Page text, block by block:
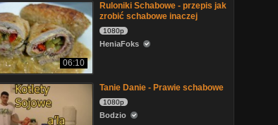
06:10
Ruloniki Schabowe - przepis jak
zrobić schabowe inaczej
1080p
HeniaFoks
Tanie Danie - Prawie schabowe
1080p
Bodzio